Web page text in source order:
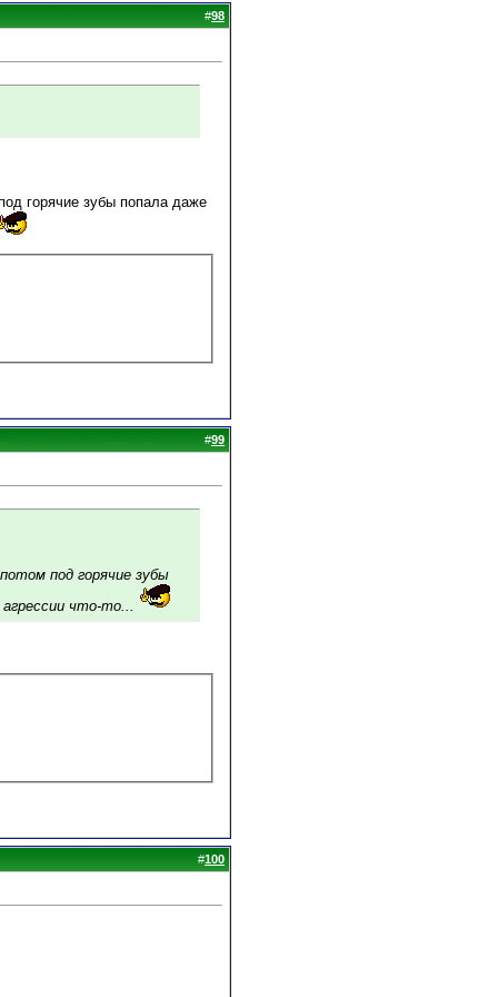
#98
горячие зубы попала даже
#99
под горячие зубы
что-то...
#100